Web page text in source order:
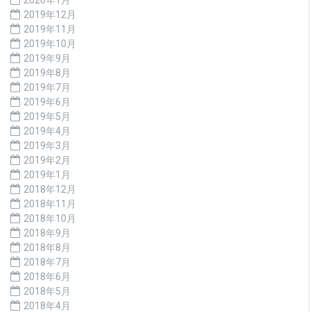
2019年12月
2019年11月
2019年10月
2019年9月
2019年8月
2019年7月
2019年6月
2019年5月
2019年4月
2019年3月
2019年2月
2019年1月
2018年12月
2018年11月
2018年10月
2018年9月
2018年8月
2018年7月
2018年6月
2018年5月
2018年4月